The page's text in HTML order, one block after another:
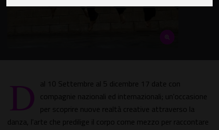
D al 10 Settembre al 5 dicembre 17 date con
compagnie nazionali ed internazionali; un'occasione
per scoprire nuove realtà creative attraverso la
danza, l'arte che predilige il corpo come mezzo per raccontare